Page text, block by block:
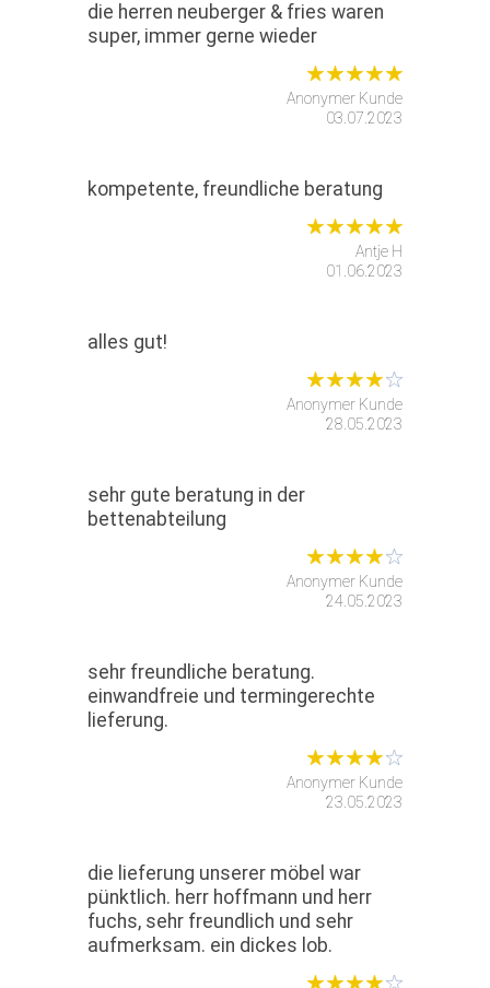
die herren neuberger & fries waren
super, immer gerne wieder
Anonymer Kunde
03.07.2023
kompetente, freundliche beratung
Antje H
01.06.2023
alles gut!
Anonymer Kunde
28.05.2023
sehr gute beratung in der
bettenabteilung
Anonymer Kunde
24.05.2023
sehr freundliche beratung.
einwandfreie und termingerechte
lieferung.
Anonymer Kunde
23.05.2023
die lieferung unserer möbel war
pünktlich. herr hoffmann und herr
fuchs, sehr freundlich und sehr
aufmerksam. ein dickes lob.